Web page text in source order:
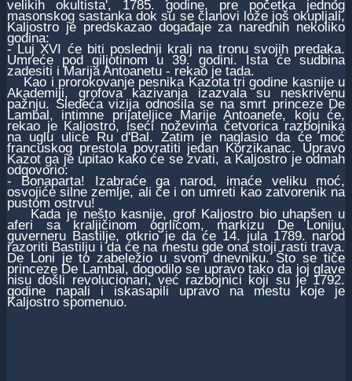
velikih okultista', 1785. godine, pre početka jednog
masonskog sastanka dok su se članovi lože još okupljali,
Kaljostro je predskazao događaje za narednih nekoliko
godina:
- Luj XVI će biti poslednji kralj na tronu svojih predaka.
Umreće pod giljotinom u 39. godini. Ista će sudbina
zadesiti i Marija Antoanetu - rekao je tada.
Kao i prorokovanje pesnika Kazota tri godine kasnije u
Akademiji, grofova kazivanja izazvala su neskrivenu
pažnju. Sledeća vizija odnosila se na smrt princeze De
Lambal, intimne prijateljice Marije Antoanete, koju će,
rekao je Kaljostro, iseći noževima četvorica razbojnika
na uglu ulice Ru d'Bal. Zatim je naglasio da će moć
francuskog prestola povratiti jedan Korzikanac. Upravo
Kazot ga je upitao kako će se zvati, a Kaljostro je odmah
odgovorio:
- Bonaparta! Izabraće ga narod, imaće veliku moć,
osvojiće silne zemlje, ali će i on umreti kao zatvorenik na
pustom ostrvu!
Kada je nešto kasnije, grof Kaljostro bio uhapšen u
aferi sa kraljičinom ogrlicom, markizu De Loniju,
guverneru Bastilje, otkrio je da će 14. jula 1789. narod
razoriti Bastilju i da će na mestu gde ona stoji rasti trava.
De Loni je to zabeležio u svom dnevniku. Što se tiče
princeze De Lambal, dogodilo se upravo tako da joj glave
nisu došli revolucionari, već razbojnici koji su je 1792.
godine napali i iskasapili upravo na mestu koje je
Kaljostro spomenuo.